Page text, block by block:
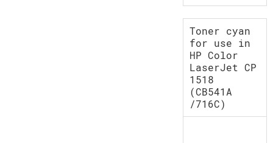
Toner cyan
for use in
HP Color
LaserJet CP
1518
(CB541A
/716C)